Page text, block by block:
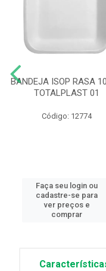
BANDEJA ISOP RASA
TOTALPLAST 01
Código: 12774
Faça seu login ou
cadastre-se para
ver preços e
comprar